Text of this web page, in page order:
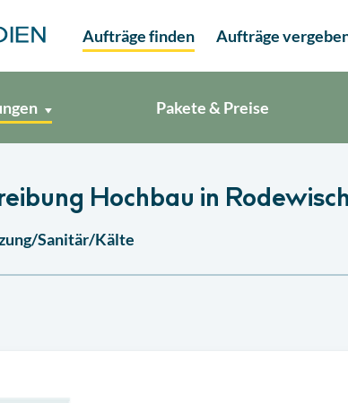
Aufträge finden Aufträge
Pakete & Preise
Hochbau in Rodewisch
Sanitär/Kälte